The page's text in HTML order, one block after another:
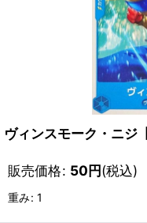
ヴィンスモーク・ニ
販売価格: 50円(税込)
重み: 1